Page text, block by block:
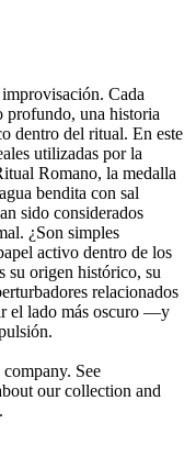
Cada
profundo, una historia
dentro del ritual. En este
utilizadas por la
Romano, la medalla
bendita con sal
sido considerados
¿Son simples
activo dentro de los
su origen histórico, su
relacionados
el lado más oscuro —y
See
our collection and